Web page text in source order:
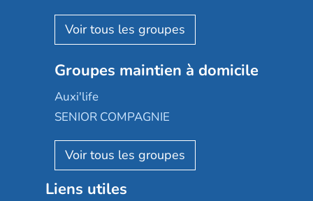
Aquarelia
Nexity edenea
Les jardins d'Arcadie
Occitalia
Appartseniors
Reseda
Stella management
Les villages d'or
Korian
Emera
Groupe SOS
Le Noble Âge
Almage
Résidalya
Groupe aplus
Groupes maintien à domicile
Auxi'life
SENIOR COMPAGNIE
AGE D'OR Services
Liens utiles